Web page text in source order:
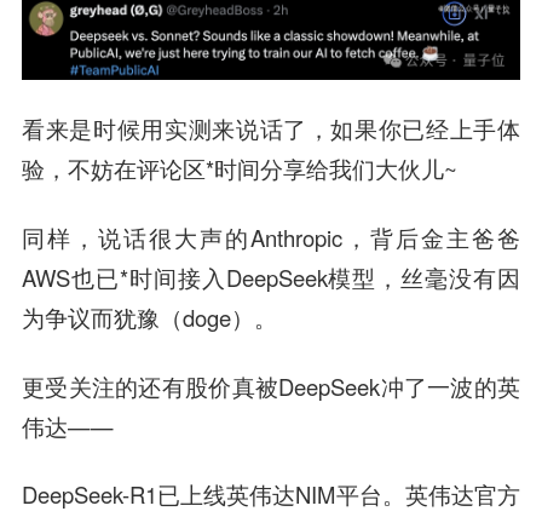
看来是时候用实测来说话了，如果你已经上手体
验，不妨在评论区*时间分享给我们大伙儿~
同样，说话很大声的Anthropic，背后金主爸爸
AWS也已*时间接入DeepSeek模型，丝毫没有因
为争议而犹豫（doge）。
更受关注的还有股价真被DeepSeek冲了一波的英
伟达——
DeepSeek-R1已上线英伟达NIM平台。英伟达官方